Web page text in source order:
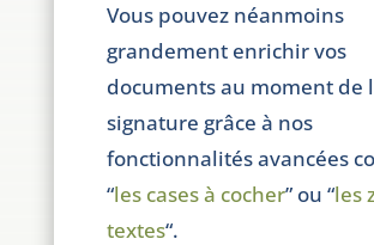
Vous pouvez néanmoins
grandement enrichir vos
documents au moment de
signature grâce à nos
fonctionnalités avancées
“les cases à cocher” ou “les
textes“.